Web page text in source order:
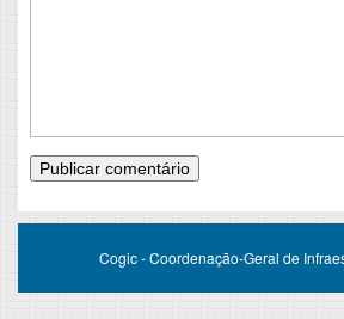
Cogic - Coordenação-Geral de